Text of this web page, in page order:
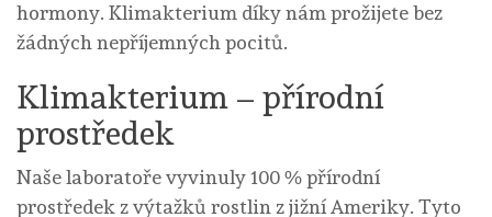
hormony. Klimakterium díky nám prožijete bez
žádných nepříjemných pocitů.
Klimakterium – přírodní
prostředek
Naše laboratoře vyvinuly 100 % přírodní
prostředek z výtažků rostlin z jižní Ameriky. Tyto